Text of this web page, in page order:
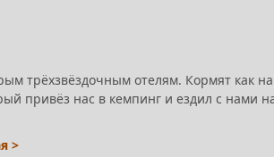
трёхзвёздочным отелям. Кормят как
привёз нас в кемпинг и ездил с нами
>